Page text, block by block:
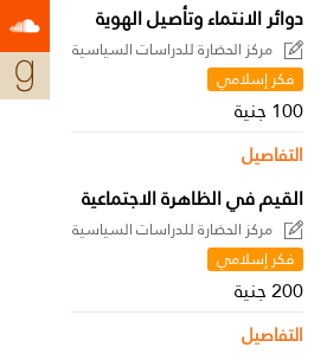
دوائر الانتماء وتأصيل الهوية
مركز الحضارة للدراسات السياسية
فكر إسلامي
100 جنية
التفاصيل
القيم في الظاهرة الاجتماعية
مركز الحضارة للدراسات السياسية
فكر إسلامي
200 جنية
التفاصيل